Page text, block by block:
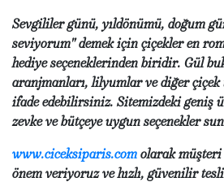
Sevgililer günü, yıldönümü, doğum
seviyorum" demek için çiçekler en
hediye seçeneklerinden biridir. Gül
aranjmanları, lilyumlar ve diğer
ifade edebilirsiniz. Sitemizdeki geniş
zevke ve bütçeye uygun seçenekler
www.ciceksiparis.com olarak
önem veriyoruz ve hızlı, güvenilir